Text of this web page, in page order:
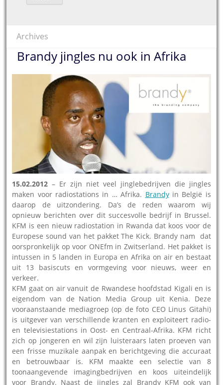
Archives
Brandy jingles nu ook in Afrika
15.02.2012 – Er zijn niet veel jinglebedrijven die jingles
maken voor radiostations in … Afrika. Brandyin België is
daarop de uitzondering. Da’s de reden waarom wij
opnieuw berichten over dit succesvolle bedrijf in Brussel.
KFM is een nieuw radiostation in Rwanda dat koos voor de
Europese sound van het pakket The Kick. Brandy nam dat
oorspronkelijk op voor ONEfm in Zwitserland. Het pakket is
intussen in 5 landen in Europa en Afrika on air en bestaat
uit 13 basiscuts en vormgeving voor nieuws, weer en
verkeer.
KFM gaat on air vanuit de Rwandese hoofdstad Kigali en is
eigendom van de Nation Media Group uit Kenia. Deze
vooraanstaande mediagroep (op de foto CEO Linus Gitahi)
is uitgever van verschillende kranten en exploiteert radio-
en televisiestations in Oost- en Centraal-Afrika. KFM richt
zich op jongeren en wil zijn luisteraars laten proeven van
een frisse muzikale aanpak en berichtgeving die accuraat
en betrouwbaar is. KFM maakte een selectie van 8
toonaangevende imagingbedrijven en koos uiteindelijk
voor Brandy. Naast de jingles zal Brandy KFM ook van